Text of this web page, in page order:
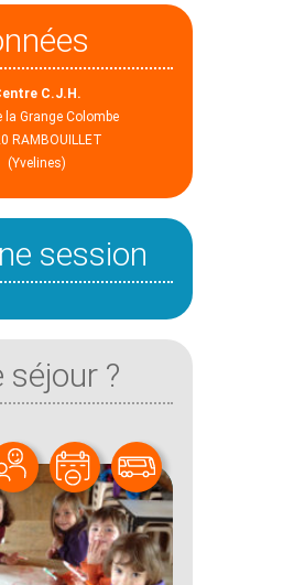
C.J.H.
la Grange Colombe
RAMBOUILLET
(Yvelines)
session
séjour ?